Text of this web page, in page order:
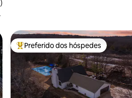
avaliação média de 5, 288 avaliações
Entre os melhores preferidos dos
Preferido dos hóspedes